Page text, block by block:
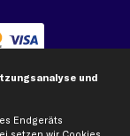
und
Endgeräts